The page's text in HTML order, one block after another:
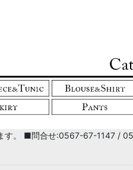
す。 ■問合せ:0567-67-1147 /